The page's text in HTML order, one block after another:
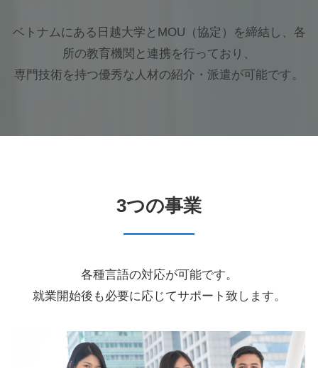
ベトナムにある日越大学とMOU（協定）を締結し、各
所の教育機関と連携を行っており、
専門技術を持つ優秀な人材の紹介・派遣が可能です。
3つの事業
各種言語の対応が可能です。
就業開始後も必要に応じてサポート致します。